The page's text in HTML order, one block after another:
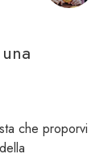
che proporvi